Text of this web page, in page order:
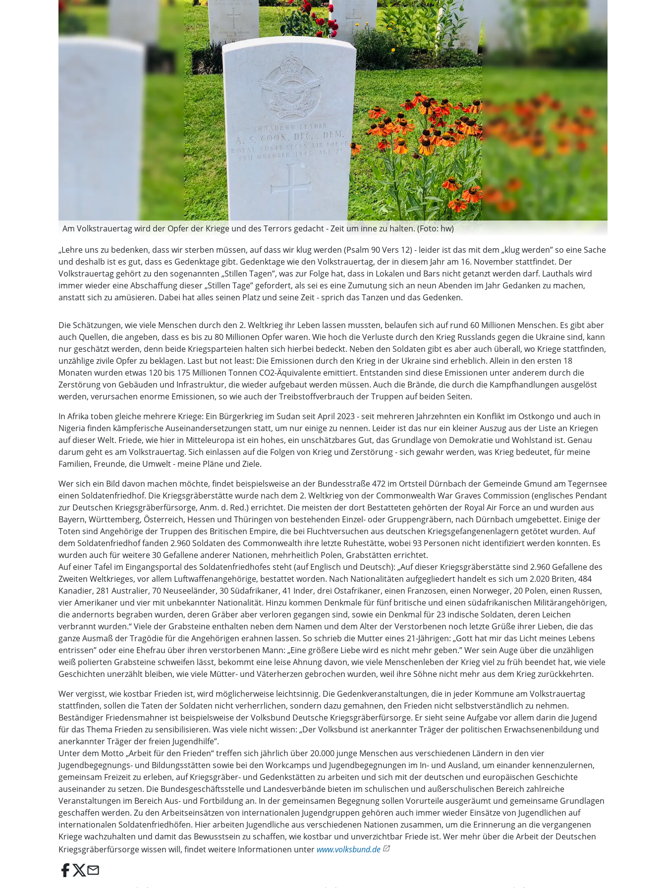
Am Volkstrauertag wird der Opfer der Kriege und des Terrors gedacht - Zeit um inne zu halten. (Foto: hw)
„Lehre uns zu bedenken, dass wir sterben müssen, auf dass wir klug werden (Psalm 90 Vers 12) - leider ist das mit dem „klug werden” so eine Sache
und deshalb ist es gut, dass es Gedenktage gibt. Gedenktage wie den Volkstrauertag, der in diesem Jahr am 16. November stattfindet. Der
Volkstrauertag gehört zu den sogenannten „Stillen Tagen”, was zur Folge hat, dass in Lokalen und Bars nicht getanzt werden darf. Lauthals wird
immer wieder eine Abschaffung dieser „Stillen Tage” gefordert, als sei es eine Zumutung sich an neun Abenden im Jahr Gedanken zu machen,
anstatt sich zu amüsieren. Dabei hat alles seinen Platz und seine Zeit - sprich das Tanzen und das Gedenken.
Die Schätzungen, wie viele Menschen durch den 2. Weltkrieg ihr Leben lassen mussten, belaufen sich auf rund 60 Millionen Menschen. Es gibt aber
auch Quellen, die angeben, dass es bis zu 80 Millionen Opfer waren. Wie hoch die Verluste durch den Krieg Russlands gegen die Ukraine sind, kann
nur geschätzt werden, denn beide Kriegsparteien halten sich hierbei bedeckt. Neben den Soldaten gibt es aber auch überall, wo Kriege stattfinden,
unzählige zivile Opfer zu beklagen. Last but not least: Die Emissionen durch den Krieg in der Ukraine sind erheblich. Allein in den ersten 18
Monaten wurden etwas 120 bis 175 Millionen Tonnen CO2-Äquivalente emittiert. Entstanden sind diese Emissionen unter anderem durch die
Zerstörung von Gebäuden und Infrastruktur, die wieder aufgebaut werden müssen. Auch die Brände, die durch die Kampfhandlungen ausgelöst
werden, verursachen enorme Emissionen, so wie auch der Treibstoffverbrauch der Truppen auf beiden Seiten.
In Afrika toben gleiche mehrere Kriege: Ein Bürgerkrieg im Sudan seit April 2023 - seit mehreren Jahrzehnten ein Konflikt im Ostkongo und auch in
Nigeria finden kämpferische Auseinandersetzungen statt, um nur einige zu nennen. Leider ist das nur ein kleiner Auszug aus der Liste an Kriegen
auf dieser Welt. Friede, wie hier in Mitteleuropa ist ein hohes, ein unschätzbares Gut, das Grundlage von Demokratie und Wohlstand ist. Genau
darum geht es am Volkstrauertag. Sich einlassen auf die Folgen von Krieg und Zerstörung - sich gewahr werden, was Krieg bedeutet, für meine
Familien, Freunde, die Umwelt - meine Pläne und Ziele.
Wer sich ein Bild davon machen möchte, findet beispielsweise an der Bundesstraße 472 im Ortsteil Dürnbach der Gemeinde Gmund am Tegernsee
einen Soldatenfriedhof. Die Kriegsgräberstätte wurde nach dem 2. Weltkrieg von der Commonwealth War Graves Commission (englisches Pendant
zur Deutschen Kriegsgräberfürsorge, Anm. d. Red.) errichtet. Die meisten der dort Bestatteten gehörten der Royal Air Force an und wurden aus
Bayern, Württemberg, Österreich, Hessen und Thüringen von bestehenden Einzel- oder Gruppengräbern, nach Dürnbach umgebettet. Einige der
Toten sind Angehörige der Truppen des Britischen Empire, die bei Fluchtversuchen aus deutschen Kriegsgefangenenlagern getötet wurden. Auf
dem Soldatenfriedhof fanden 2.960 Soldaten des Commonwealth ihre letzte Ruhestätte, wobei 93 Personen nicht identifiziert werden konnten. Es
wurden auch für weitere 30 Gefallene anderer Nationen, mehrheitlich Polen, Grabstätten errichtet.
Auf einer Tafel im Eingangsportal des Soldatenfriedhofes steht (auf Englisch und Deutsch): „Auf dieser Kriegsgräberstätte sind 2.960 Gefallene des
Zweiten Weltkrieges, vor allem Luftwaffenangehörige, bestattet worden. Nach Nationalitäten aufgegliedert handelt es sich um 2.020 Briten, 484
Kanadier, 281 Australier, 70 Neuseeländer, 30 Südafrikaner, 41 Inder, drei Ostafrikaner, einen Franzosen, einen Norweger, 20 Polen, einen Russen,
vier Amerikaner und vier mit unbekannter Nationalität. Hinzu kommen Denkmale für fünf britische und einen südafrikanischen Militärangehörigen,
die andernorts begraben wurden, deren Gräber aber verloren gegangen sind, sowie ein Denkmal für 23 indische Soldaten, deren Leichen
verbrannt wurden.“ Viele der Grabsteine enthalten neben dem Namen und dem Alter der Verstorbenen noch letzte Grüße ihrer Lieben, die das
ganze Ausmaß der Tragödie für die Angehörigen erahnen lassen. So schrieb die Mutter eines 21-Jährigen: „Gott hat mir das Licht meines Lebens
entrissen” oder eine Ehefrau über ihren verstorbenen Mann: „Eine größere Liebe wird es nicht mehr geben.” Wer sein Auge über die unzähligen
weiß polierten Grabsteine schweifen lässt, bekommt eine leise Ahnung davon, wie viele Menschenleben der Krieg viel zu früh beendet hat, wie viele
Geschichten unerzählt bleiben, wie viele Mütter- und Väterherzen gebrochen wurden, weil ihre Söhne nicht mehr aus dem Krieg zurückkehrten.
Wer vergisst, wie kostbar Frieden ist, wird möglicherweise leichtsinnig. Die Gedenkveranstaltungen, die in jeder Kommune am Volkstrauertag
stattfinden, sollen die Taten der Soldaten nicht verherrlichen, sondern dazu gemahnen, den Frieden nicht selbstverständlich zu nehmen.
Beständiger Friedensmahner ist beispielsweise der Volksbund Deutsche Kriegsgräberfürsorge. Er sieht seine Aufgabe vor allem darin die Jugend
für das Thema Frieden zu sensibilisieren. Was viele nicht wissen: „Der Volksbund ist anerkannter Träger der politischen Erwachsenenbildung und
anerkannter Träger der freien Jugendhilfe”.
Unter dem Motto „Arbeit für den Frieden“ treffen sich jährlich über 20.000 junge Menschen aus verschiedenen Ländern in den vier
Jugendbegegnungs- und Bildungsstätten sowie bei den Workcamps und Jugendbegegnungen im In- und Ausland, um einander kennenzulernen,
gemeinsam Freizeit zu erleben, auf Kriegsgräber- und Gedenkstätten zu arbeiten und sich mit der deutschen und europäischen Geschichte
auseinander zu setzen. Die Bundesgeschäftsstelle und Landesverbände bieten im schulischen und außerschulischen Bereich zahlreiche
Veranstaltungen im Bereich Aus- und Fortbildung an. In der gemeinsamen Begegnung sollen Vorurteile ausgeräumt und gemeinsame Grundlagen
geschaffen werden. Zu den Arbeitseinsätzen von internationalen Jugendgruppen gehören auch immer wieder Einsätze von Jugendlichen auf
internationalen Soldatenfriedhöfen. Hier arbeiten Jugendliche aus verschiedenen Nationen zusammen, um die Erinnerung an die vergangenen
Kriege wachzuhalten und damit das Bewusstsein zu schaffen, wie kostbar und unverzichtbar Friede ist. Wer mehr über die Arbeit der Deutschen
Kriegsgräberfürsorge wissen will, findet weitere Informationen unter www.volksbund.de
email